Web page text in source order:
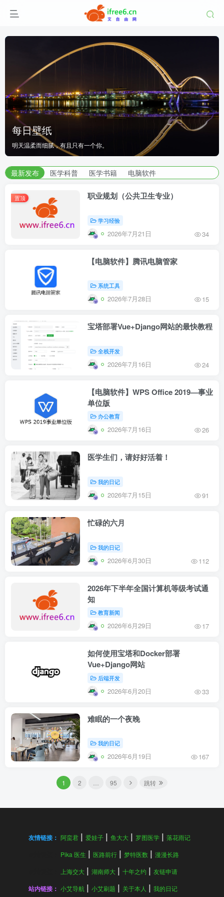
每日壁纸
明天温柔而细腻，有且只有一个你。
湖南师范大学
研究生院|医学部
每日壁纸
明天温柔而细腻，有且只有一个你。
师范大学
生院|医学部
最新发布 医学科普 医学书籍 电脑软件
置顶 职业规划（公共卫生专业）
学习经验
2026年7月21日 34
【电脑软件】腾讯电脑管家
系统工具
2026年7月28日 15
宝塔部署Vue+Django网站的最快教程
全栈开发
2026年7月16日 24
【电脑软件】WPS Office 2019—事业
单位版
办公教育
2026年7月16日 26
医学生们，请好好活着！
我的日记
2026年7月15日 91
忙碌的六月
我的日记
2026年6月30日 112
2026年下半年全国计算机等级考试通
知
教育新闻
2026年6月29日 17
如何使用宝塔和Docker部署
Vue+Django网站
后端开发
2026年6月20日 33
难眠的一个夜晚
我的日记
2026年6月19日 167
1 2 95 跳转
友情链接： 阿蛮君 爱娃子 鱼大大 罗图医学 落花雨记
Pika 医生 医路前行 梦特医数 漫漫长路
上海交大 湖南师大 十年之约 友链申请
站内链接： 小艾导航 小艾刷题 关于本人 我的日记